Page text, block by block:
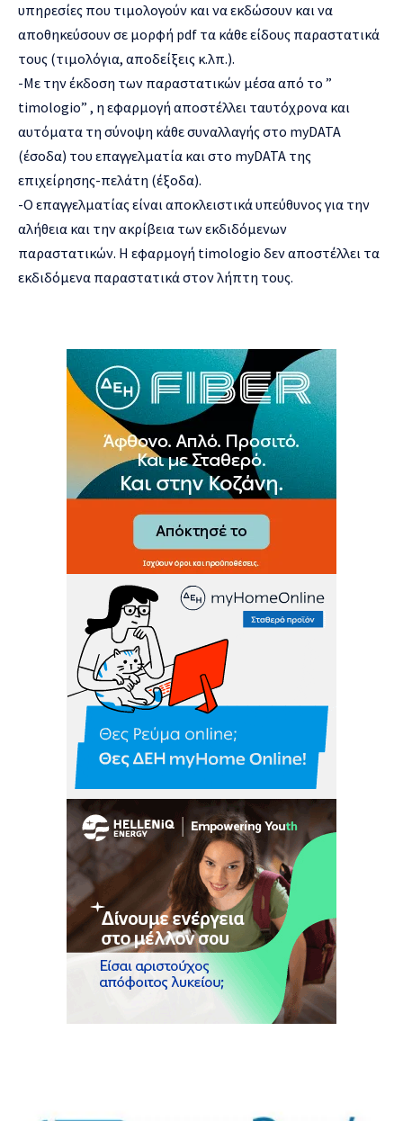
υπηρεσίες που τιμολογούν και να εκδώσουν και να
αποθηκεύσουν σε μορφή pdf τα κάθε είδους παραστατικά
τους (τιμολόγια, αποδείξεις κ.λπ.).
-Με την έκδοση των παραστατικών μέσα από το ”
timologio” , η εφαρμογή αποστέλλει ταυτόχρονα και
αυτόματα τη σύνοψη κάθε συναλλαγής στο myDATA
(έσοδα) του επαγγελματία και στο myDATA της
επιχείρησης-πελάτη (έξοδα).
-Ο επαγγελματίας είναι αποκλειστικά υπεύθυνος για την
αλήθεια και την ακρίβεια των εκδιδόμενων
παραστατικών. Η εφαρμογή timologio δεν αποστέλλει τα
εκδιδόμενα παραστατικά στον λήπτη τους.